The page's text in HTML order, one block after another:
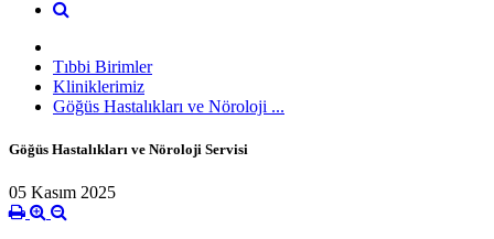
Tıbbi Birimler
Kliniklerimiz
Göğüs Hastalıkları ve Nöroloji ...
Göğüs Hastalıkları ve Nöroloji Servisi
05 Kasım 2025